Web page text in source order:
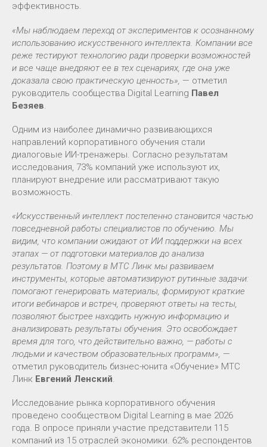
эффективность.
«Мы наблюдаем переход от экспериментов к осознанному
использованию искусственного интеллекта. Компании все
реже тестируют технологию ради проверки возможностей
и все чаще внедряют ее в тех сценариях, где она уже
доказала свою практическую ценность», — отметил
руководитель сообщества Digital Learning Павел
Безяев
Одним из наиболее динамично развивающихся
направлений корпоративного обучения стали
диалоговые ИИ-тренажеры. Согласно результатам
исследования, 73% компаний уже используют их,
планируют внедрение или рассматривают такую
возможность.
«Искусственный интеллект постепенно становится частью
повседневной работы специалистов по обучению. Мы
видим, что компании ожидают от ИИ поддержки на всех
этапах — от подготовки материалов до анализа
результатов. Поэтому в МТС Линк мы развиваем
инструменты, которые автоматизируют рутинные задачи:
помогают генерировать материалы, формируют краткие
итоги вебинаров и встреч, проверяют ответы на тесты,
позволяют быстрее находить нужную информацию и
анализировать результаты обучения. Это освобождает
время для того, что действительно важно, — работы с
людьми и качеством образовательных программ», —
отметил руководитель бизнес-юнита «Обучение» МТС
Линк Евгений Ленский.
Исследование рынка корпоративного обучения
проведено сообществом Digital Learning в мае 2026
года. В опросе приняли участие представители 115
компаний из 15 отраслей экономики. 62% респондентов